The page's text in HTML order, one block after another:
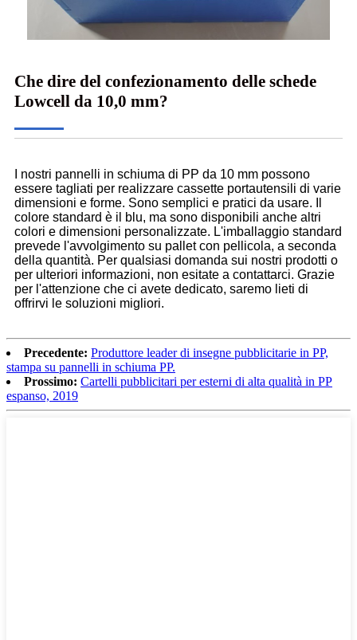
Che dire del confezionamento delle schede
Lowcell da 10,0 mm?
I nostri pannelli in schiuma di PP da 10 mm possono
essere tagliati per realizzare cassette portautensili di varie
dimensioni e forme. Sono semplici e pratici da usare. Il
colore standard è il blu, ma sono disponibili anche altri
colori e dimensioni personalizzate. L'imballaggio standard
prevede l'avvolgimento su pallet con pellicola, a seconda
della quantità. Per qualsiasi domanda sui nostri prodotti o
per ulteriori informazioni, non esitate a contattarci. Grazie
per l'attenzione che ci avete dedicato, saremo lieti di
offrirvi le soluzioni migliori.
Precedente: Produttore leader di insegne pubblicitarie in PP,
stampa su pannelli in schiuma PP.
Prossimo: Cartelli pubblicitari per esterni di alta qualità in PP
espanso, 2019